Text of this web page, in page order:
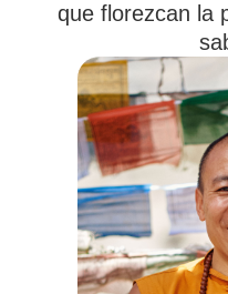
que florezcan la